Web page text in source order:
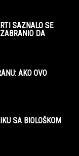
SAZNALO SE
DA
AKO OVO
SA BIOLOŠKOM